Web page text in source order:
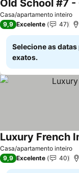
Casa/apartamento inteiro
Ver preços
9,9 Excelente 47
Selecione as
exatos.
Casa/apartamento inteiro
Luxury French
9,9 Excelente 40